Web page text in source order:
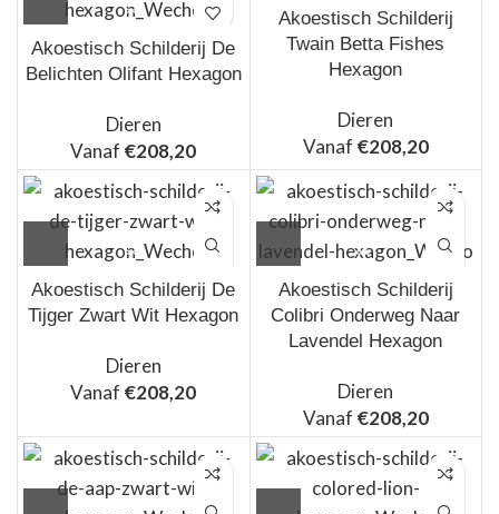
Akoestisch Schilderij De
Belichten Olifant Hexagon
Dieren
Vanaf €208,20
Akoestisch Schilderij
Twain Betta Fishes
Hexagon
Dieren
Vanaf €208,20
Akoestisch Schilderij De
Tijger Zwart Wit Hexagon
Dieren
Vanaf €208,20
Akoestisch Schilderij
Colibri Onderweg Naar
Lavendel Hexagon
Dieren
Vanaf €208,20